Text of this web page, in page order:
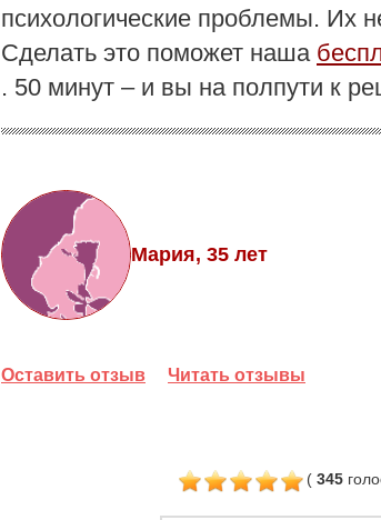
психологические проблемы. Их
Сделать это поможет наша
. 50 минут – и вы на полпути к
Мария, 35 лет
Оставить отзыв Читать отзывы
( 345